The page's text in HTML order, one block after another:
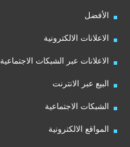
الأفضل
الاعلانات الالكترونية
الاعلانات عبر الشبكات الاجتماعية
البيع عبر الانترنت
الشبكات الاجتماعية
المواقع الالكترونية